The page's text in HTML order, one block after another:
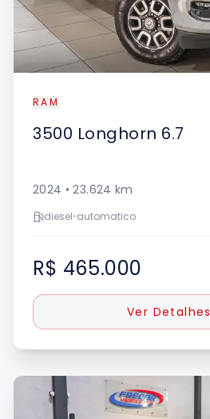
RAM
3500 Longhorn 6.7
2024 •23.624 km
diesel•automatico
R$ 465.000
Ver Detalhes